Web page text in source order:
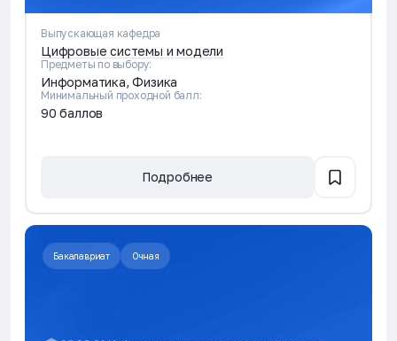
Выпускающая кафедра
Цифровые системы и модели
Предметы по выбору:
Информатика, Физика
Минимальный проходной балл:
90 баллов
Подробнее
Бакалавриат Очная